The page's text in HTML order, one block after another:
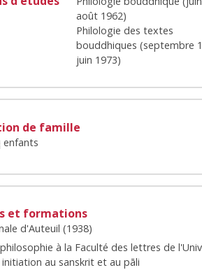
août 1962)
Philologie des textes
bouddhiques (septembre
juin 1973)
de famille
enfants
et formations
d'Auteuil (1938)
à la Faculté des lettres de
initiation au sanskrit et au pāli